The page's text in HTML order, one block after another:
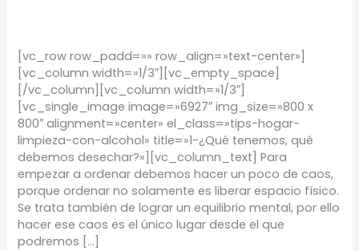
[vc_row row_padd=»» row_align=»text-center»]
[vc_column width=»1/3″][vc_empty_space]
[/vc_column][vc_column width=»1/3″]
[vc_single_image image=»6927″ img_size=»800 x
800″ alignment=»center» el_class=»tips-hogar-
limpieza-con-alcohol» title=»1-¿Qué tenemos, qué
debemos desechar?»][vc_column_text] Para
empezar a ordenar debemos hacer un poco de caos,
porque ordenar no solamente es liberar espacio físico.
Se trata también de lograr un equilibrio mental, por ello
hacer ese caos es el único lugar desde el que
podremos […]